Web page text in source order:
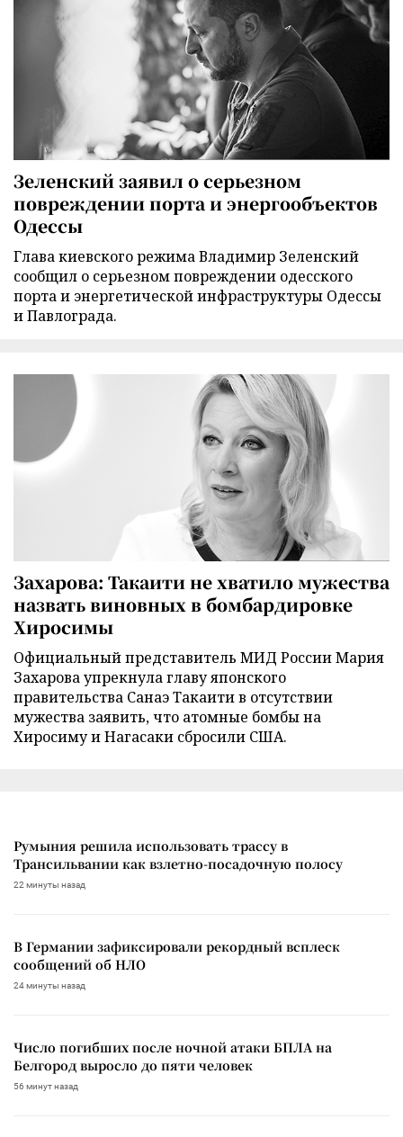
Зеленский заявил о серьезном
повреждении порта и энергообъектов
Одессы
Глава киевского режима Владимир Зеленский
сообщил о серьезном повреждении одесского
порта и энергетической инфраструктуры Одессы
и Павлограда.
Захарова: Такаити не хватило мужества
назвать виновных в бомбардировке
Хиросимы
Официальный представитель МИД России Мария
Захарова упрекнула главу японского
правительства Санаэ Такаити в отсутствии
мужества заявить, что атомные бомбы на
Хиросиму и Нагасаки сбросили США.
Румыния решила использовать трассу в
Трансильвании как взлетно-посадочную полосу
22 минуты назад
В Германии зафиксировали рекордный всплеск
сообщений об НЛО
24 минуты назад
Число погибших после ночной атаки БПЛА на
Белгород выросло до пяти человек
56 минут назад